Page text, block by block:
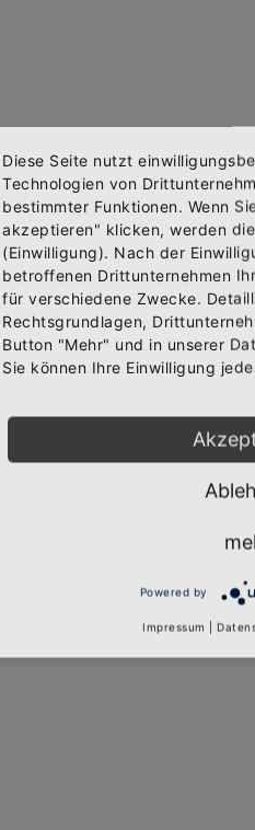
Abonniere jetzt
Bekomme die aktuellsten
zudem einen 10% Gutschein
Bestellung.
Diese Seite nutzt
Technologien von
bestimmter Funktionen. Wenn
akzeptieren" klicken, werden
(Einwilligung). Nach der
betroffenen Drittunternehmen
für verschiedene Zwecke.
Rechtsgrundlagen,
Button "Mehr" und in unserer
Sie können Ihre Einwilligung
Powered by
Impressum